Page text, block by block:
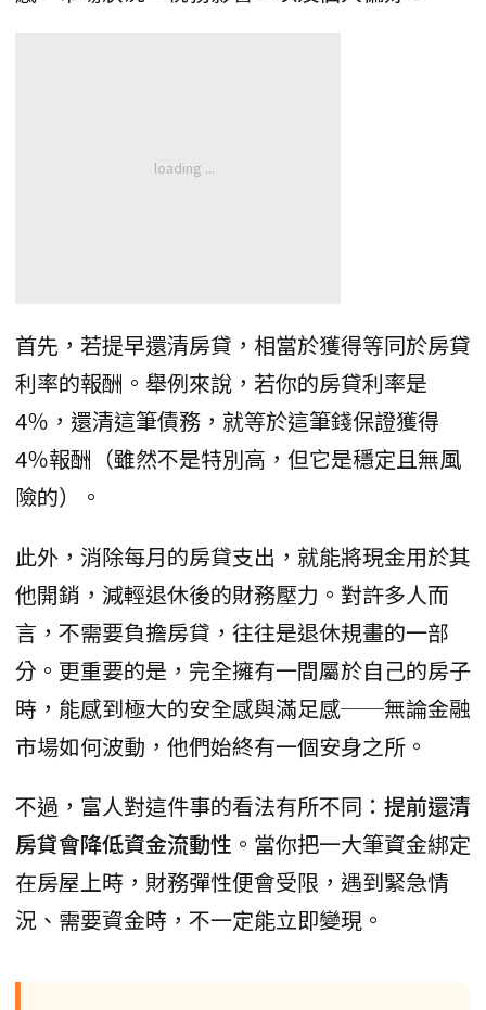
首先，若提早還清房貸，相當於獲得等同於房貸
利率的報酬。舉例來說，若你的房貸利率是
4％，還清這筆債務，就等於這筆錢保證獲得
4％報酬（雖然不是特別高，但它是穩定且無風
險的）。
此外，消除每月的房貸支出，就能將現金用於其
他開銷，減輕退休後的財務壓力。對許多人而
言，不需要負擔房貸，往往是退休規畫的一部
分。更重要的是，完全擁有一間屬於自己的房子
時，能感到極大的安全感與滿足感──無論金融
市場如何波動，他們始終有一個安身之所。
不過，富人對這件事的看法有所不同： 提前還清
房貸會降低資金流動性 。當你把一大筆資金綁定
在房屋上時，財務彈性便會受限，遇到緊急情
況、需要資金時，不一定能立即變現。